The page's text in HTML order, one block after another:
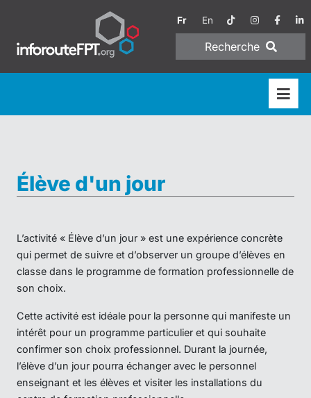
Fr En
Recherche
Élève d'un jour
L’activité « Élève d’un jour » est une expérience concrète
qui permet de suivre et d’observer un groupe d’élèves en
classe dans le programme de formation professionnelle de
son choix.
Cette activité est idéale pour la personne qui manifeste un
intérêt pour un programme particulier et qui souhaite
confirmer son choix professionnel. Durant la journée,
l’élève d’un jour pourra échanger avec le personnel
enseignant et les élèves et visiter les installations du